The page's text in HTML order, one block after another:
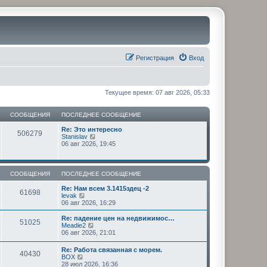
Вход
Регистрация
Текущее время: 07 авг 2026, 05:33
СООБЩЕНИЯ ПОСЛЕДНЕЕ СООБЩЕНИЕ
506279
Re: Это интересно
Stanislav
й
т
к
п
с
е
н
е
м
с
06 авг 2026, 19:45
СООБЩЕНИЯ ПОСЛЕДНЕЕ СООБЩЕНИЕ
61698
Re: Нам всем 3.1415здец -2
levak
е
р
е
й
т
п
06 авг 2026, 16:29
51025
Re: падение цен на недвижимос…
Meadie2
е
й
т
06 авг 2026, 21:01
40430
Re: Работа связанная с морем.
BOX
е
28 июл 2026, 16:36